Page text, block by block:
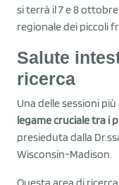
si terrà il 7 e 8
regionale dei piccoli
Salute
ricerca
Una delle sessioni
legame cruciale tra i
presieduta dalla
Wisconsin-Madison.